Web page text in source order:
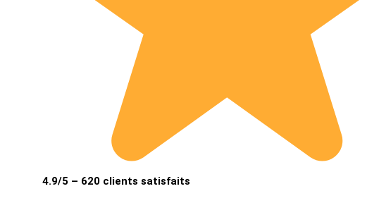
4.9/5 – 620 clients satisfaits